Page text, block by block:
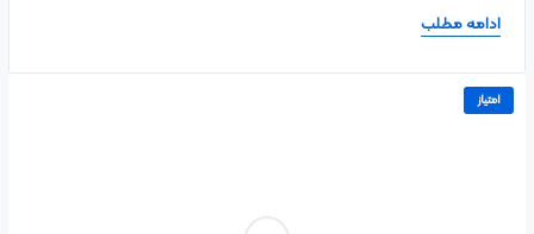
ادامه مطلب
امتیاز